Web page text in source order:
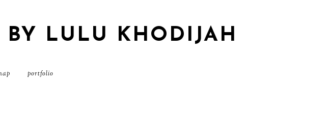
LULU KHODIJAH
portfolio